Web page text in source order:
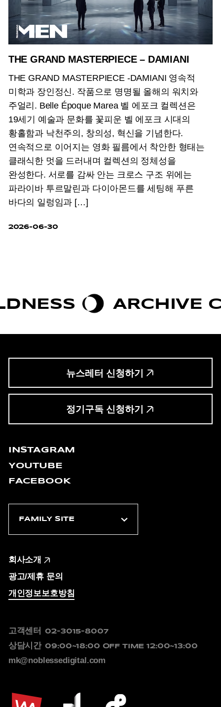
THE GRAND MASTERPIECE – DAMIANI
THE GRAND MASTERPIECE -DAMIANI 영속적
미학과 장인정신. 작품으로 명명될 올해의 워치와
주얼리. Belle Époque Marea 벨 에포크 컬렉션은
19세기 예술과 문화를 꽃피운 벨 에포크 시대의
황홀함과 낙천주의, 창의성, 혁신을 기념한다.
연속적으로 이어지는 영화 필름에서 착안한 형태는
클래식한 멋을 드러내며 컬렉션의 정체성을
완성한다. 서로를 감싸 안는 크로스 구조 위에는
파라이바 투르말린과 다이아몬드를 세팅해 푸른
바다의 일렁임과 […]
2026-06-30
ARCHIVE
뉴스레터 신청하기
정기구독 신청하기
INSTAGRAM
YOUTUBE
FACEBOOK
회사소개
광고/제휴 문의
개인정보보호방침
고객센터 02-3015-8007
상담시간 09:00~18:00 OFF TIME 12:00~13:00
mk@noblessedigital.com